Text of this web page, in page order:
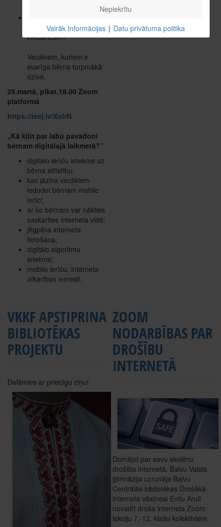
jau ir atkarība no
viedierīcēm?
Vecākiem, kuriem ir
svarīga bērna turpmākā
dzīve,
25.martā, plkst.18.00 Zoom
platformā
https://ieej.lv/XolrN
„Kā kļūt par labu pavadoni
bērnam digitālajā laikmetā?”
digitālo ierīču ietekme uz
bērna attīstību;
kas jāzina vecākiem
iedodot bērnam mobilo
ierīci;
ar ko bērnam var nākties
saskarties interneta vidē;
jēgpilna interneta
lietošana;
digitālo algoritmu
ietekme;
mobilo ierīču, interneta
atkarības iemesli.
VKKF APSTIPRINA
BIBLIOTĒKAS
PROJEKTU
Dalāmies ar priecīgu ziņu!
ZOOM
NODARBĪBAS PAR
DROŠĪBU
INTERNETĀ
Domājot par savu skolēnu
drošību internetā, Balvu Valsts
ģimnāzija uzrunāja Balvu
Centrālās bibliotēkas Drošākā
interneta vēstnesi Evitu Aruli
novadīt droša interneta Zoom
lekciju 7.-12. klašu kolektīviem.
Nepiekrītu
Vairāk Informācijas | Datu privātuma politika